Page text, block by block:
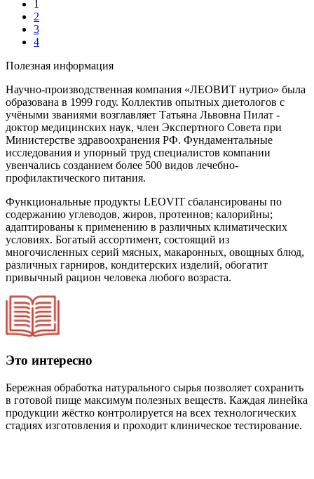
1
2
3
4
Полезная информация
Научно-производственная компания «ЛЕОВИТ нутрио» была
образована в 1999 году. Коллектив опытных диетологов с
учёными званиями возглавляет Татьяна Львовна Пилат -
доктор медицинских наук, член Экспертного Совета при
Министерстве здравоохранения РФ. Фундаментальные
исследования и упорный труд специалистов компании
увенчались созданием более 500 видов лечебно-
профилактического питания.
Функциональные продукты LEOVIT сбалансированы по
содержанию углеводов, жиров, протеинов; калорийны;
адаптированы к применению в различных климатических
условиях. Богатый ассортимент, состоящий из
многочисленных серий мясных, макаронных, овощных блюд,
различных гарниров, кондитерских изделий, обогатит
привычный рацион человека любого возраста.
Это интересно
Бережная обработка натурального сырья позволяет сохранить
в готовой пище максимум полезных веществ. Каждая линейка
продукции жёстко контролируется на всех технологических
стадиях изготовления и проходит клиническое тестирование.